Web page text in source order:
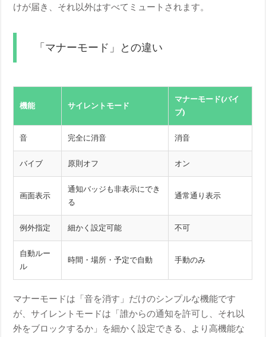
けが届き、それ以外はすべてミュートされます。
「マナーモード」との違い
機能 サイレントモード
マナーモード(バイ
ブ)
音 完全に消音 消音
バイブ 原則オフ オン
画面表示
通知バッジも非表示にでき
る
通常通り表示
例外指定 細かく設定可能 不可
自動ルー
ル
時間・場所・予定で自動 手動のみ
マナーモードは「音を消す」だけのシンプルな機能です
が、サイレントモードは「誰からの通知を許可し、それ以
外をブロックするか」を細かく設定できる、より高機能な